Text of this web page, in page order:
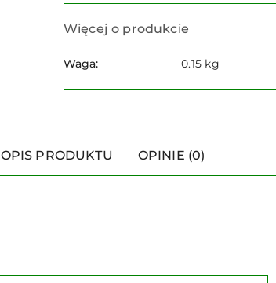
Więcej o produkcie
Waga: 0.15 kg
OPIS PRODUKTU OPINIE (0)